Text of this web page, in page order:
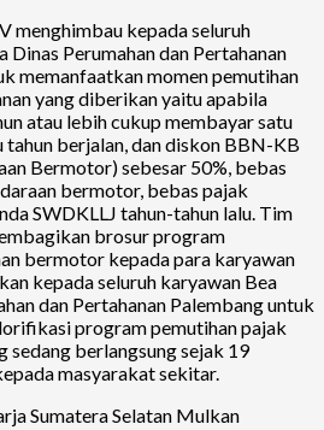
menghimbau kepada seluruh
Dinas Perumahan dan Pertahanan
memanfaatkan momen pemutihan
yang diberikan yaitu apabila
atau lebih cukup membayar satu
tahun berjalan, dan diskon BBN-KB
Bermotor) sebesar 50%, bebas
bermotor, bebas pajak
SWDKLLJ tahun-tahun lalu. Tim
brosur program
bermotor kepada para karyawan
kepada seluruh karyawan Bea
dan Pertahanan Palembang untuk
program pemutihan pajak
sedang berlangsung sejak 19
masyarakat sekitar.
Sumatera Selatan Mulkan